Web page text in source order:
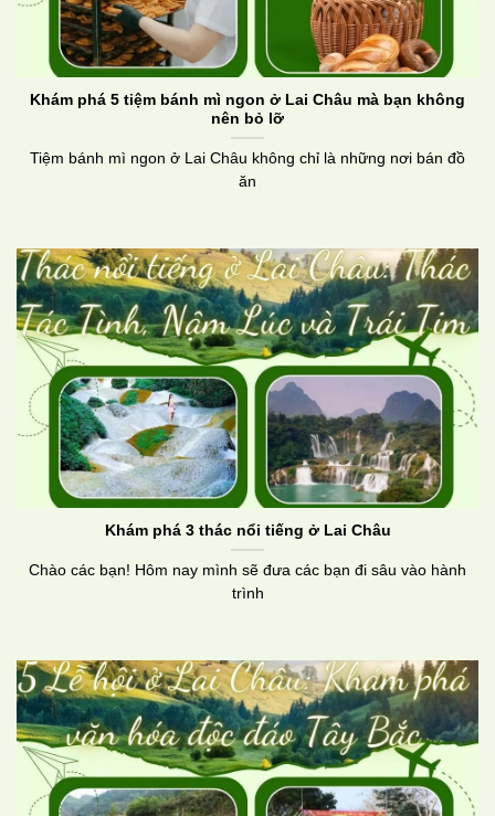
Khám phá 5 tiệm bánh mì ngon ở Lai Châu mà bạn không
nên bỏ lỡ
Tiệm bánh mì ngon ở Lai Châu không chỉ là những nơi bán đồ
ăn
Khám phá 3 thác nổi tiếng ở Lai Châu
Chào các bạn! Hôm nay mình sẽ đưa các bạn đi sâu vào hành
trình